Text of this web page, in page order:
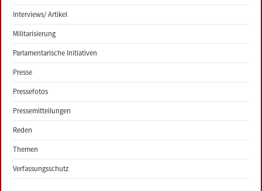
Interviews/ Artikel
Militarisierung
Parlamentarische Initiativen
Presse
Pressefotos
Pressemitteilungen
Reden
Themen
Verfassungsschutz